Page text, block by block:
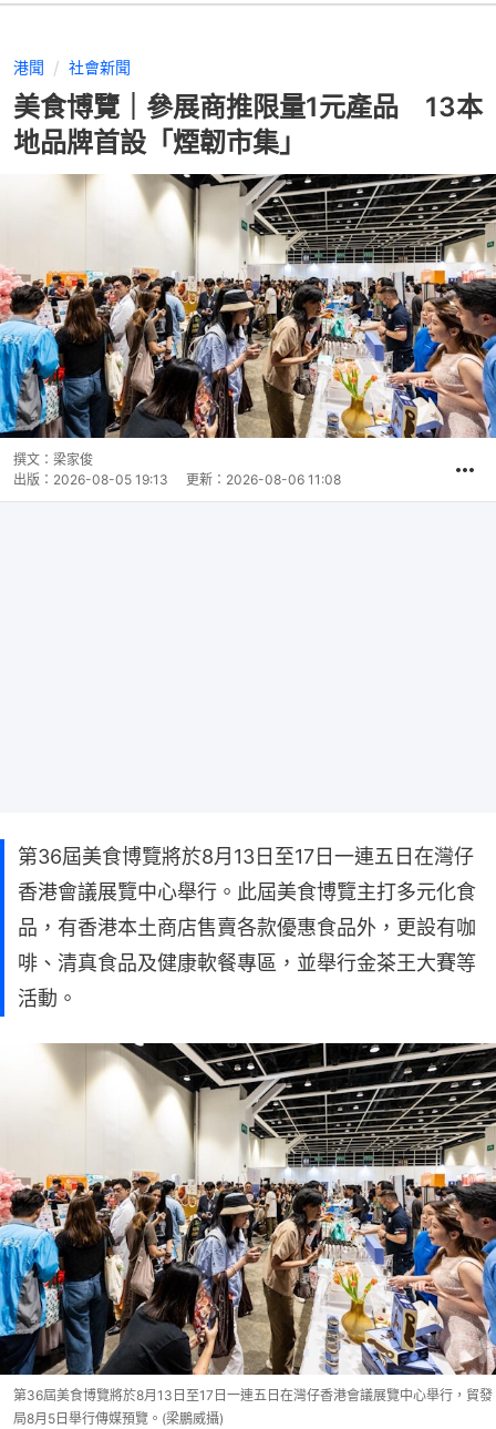
港聞 社會新聞
美食博覽｜參展商推限量1元產品 13本
地品牌首設「煙韌市集」
撰文： 梁家俊
出版： 2026-08-05 19:13 更新： 2026-08-06 11:08
第36屆美食博覽將於8月13日至17日一連五日在灣仔
香港會議展覽中心舉行。此屆美食博覽主打多元化食
品，有香港本土商店售賣各款優惠食品外，更設有咖
啡、清真食品及健康軟餐專區，並舉行金茶王大賽等
活動。
第36屆美食博覽將於8月13日至17日一連五日在灣仔香港會議展覽中心舉行，貿發
局8月5日舉行傳媒預覽。(梁鵬威攝)